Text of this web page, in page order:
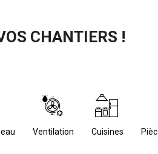
CHANTIERS !
Ventilation Cuisines